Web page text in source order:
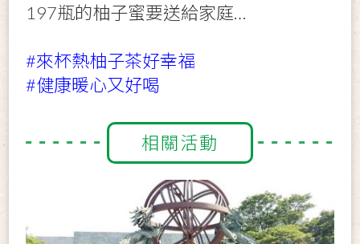
197瓶的柚子蜜要送給家庭…
#來杯熱柚子茶好幸福
#健康暖心又好喝
相關活動